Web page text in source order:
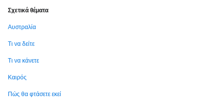
Σχετικά θέματα
Αυστραλία
Τι να δείτε
Τι να κάνετε
Καιρός
Πώς θα φτάσετε εκεί